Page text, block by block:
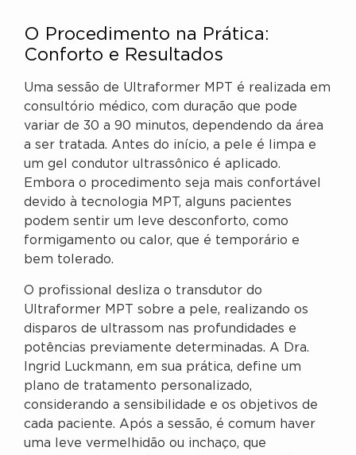
O Procedimento na Prática:
Conforto e Resultados
Uma sessão de Ultraformer MPT é realizada em
consultório médico, com duração que pode
variar de 30 a 90 minutos, dependendo da área
a ser tratada. Antes do início, a pele é limpa e
um gel condutor ultrassônico é aplicado.
Embora o procedimento seja mais confortável
devido à tecnologia MPT, alguns pacientes
podem sentir um leve desconforto, como
formigamento ou calor, que é temporário e
bem tolerado.
O profissional desliza o transdutor do
Ultraformer MPT sobre a pele, realizando os
disparos de ultrassom nas profundidades e
potências previamente determinadas. A Dra.
Ingrid Luckmann, em sua prática, define um
plano de tratamento personalizado,
considerando a sensibilidade e os objetivos de
cada paciente. Após a sessão, é comum haver
uma leve vermelhidão ou inchaço, que